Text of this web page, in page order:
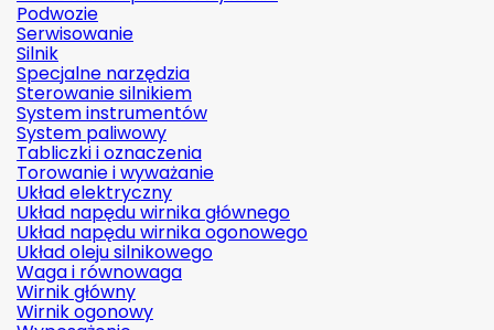
Podwozie
Serwisowanie
Silnik
Specjalne narzędzia
Sterowanie silnikiem
System instrumentów
System paliwowy
Tabliczki i oznaczenia
Torowanie i wyważanie
Układ elektryczny
Układ napędu wirnika głównego
Układ napędu wirnika ogonowego
Układ oleju silnikowego
Waga i równowaga
Wirnik główny
Wirnik ogonowy